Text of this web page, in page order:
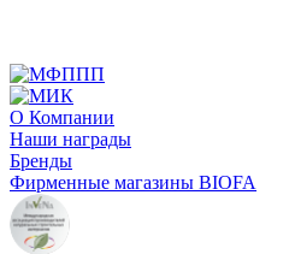
О Компании
Наши награды
Бренды
Фирменные магазины BIOFA